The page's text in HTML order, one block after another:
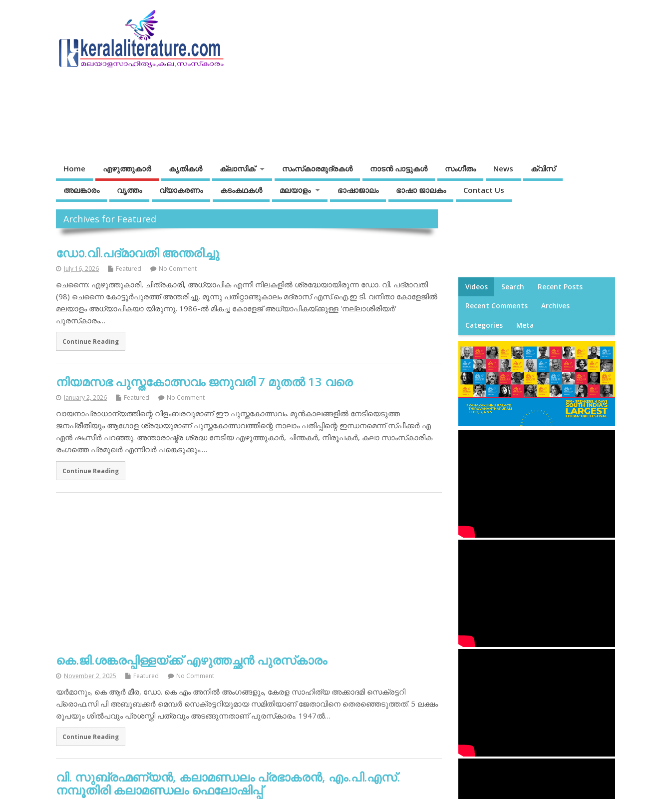
Home എഴുത്തുകാര്‍ കൃതികൾ ക്ലാസിക് സംസ്‌കാരമുദ്രകള്‍ നാടന്‍ പാട്ടുകള്‍ സംഗീതം News ക്വിസ്
അലങ്കാരം വൃത്തം വ്യാകരണം കടംകഥകള്‍ മലയാളം ഭാഷാജാലം ഭാഷാ ജാലകം Contact Us
Archives for Featured
ഡോ.വി.പദ്മാവതി അന്തരിച്ചു
July 16, 2026 Featured No Comment
ചെന്നൈ: എഴുത്തുകാരി, ചിത്രകാരി, അധ്യാപിക എന്നീ നിലകളില്‍ ശ്രദ്ധേയായിരുന്ന ഡോ. വി. പദ്മാവതി
(98) ചെന്നൈ കോട്ടൂര്‍പുരത്ത് അന്തരിച്ചു. മൂന്നു പതിറ്റാണ്ടുകാലം മദ്രാസ് എസ്.ഐ.ഇ ടി. വനിതാ കോളേജില്‍
മലയാളം അധ്യാപികയാ യിരുന്നു. 1986-ല്‍ മികച്ച കോളേജ് അധ്യാപികയ്ക്കുള്ള 'നല്ലാശിരിയര്‍'
പുരസ്‌കാരം…
Continue Reading
നിയമസഭ പുസ്തകോത്സവം ജനുവരി 7 മുതല്‍ 13 വരെ
January 2, 2026 Featured No Comment
വായനാപ്രാധാന്യത്തിന്റെ വിളംബരവുമാണ് ഈ പുസ്തകോത്സവം. മുന്‍കാലങ്ങളില്‍ നേടിയെടുത്ത
ജനപ്രീതിയും ആഗോള ശ്രദ്ധയുമാണ് പുസ്തകോത്സവത്തിന്റെ നാലാം പതിപ്പിന്റെ ഇന്ധനമെന്ന് സ്പീക്കര്‍ എ
എന്‍ ഷംസീര്‍ പറഞ്ഞു. അന്താരാഷ്ട്ര ശ്രദ്ധ നേടിയ എഴുത്തുകാര്‍, ചിന്തകര്‍, നിരൂപകര്‍, കലാ സാംസ്‌കാരിക
രംഗത്തെ പ്രമുഖര്‍ എന്നിവര്‍ പങ്കെടുക്കും.…
Continue Reading
കെ.ജി.ശങ്കരപ്പിള്ളയ്ക്ക് എഴുത്തച്ഛന്‍ പുരസ്‌കാരം
November 2, 2025 Featured No Comment
യര്‍മാനും, കെ ആര്‍ മീര, ഡോ. കെ എം അനില്‍ അംഗങ്ങളും, കേരള സാഹിത്യ അക്കാദമി സെക്രട്ടറി
പ്രൊഫ.സി പി അബൂബക്കര്‍ മെമ്പര്‍ സെക്രട്ടറിയുമായ സമിതിയാണ് ജേതാവിനെ തെരഞ്ഞെടുത്തത്. 5 ലക്ഷം
രൂപയും ശില്‍പവും പ്രശസ്തി പത്രവും അടങ്ങുന്നതാണ് പുരസ്‌കാരം. 1947ല്‍…
Continue Reading
വി. സുബ്രഹ്മണ്യന്‍, കലാമണ്ഡലം പ്രഭാകരന്‍, എം.പി.എസ്.
നമ്പൂതിരി കലാമണ്ഡലം ഫെലോഷിപ്പ്
Videos Search Recent Posts
Recent Comments Archives
Categories Meta